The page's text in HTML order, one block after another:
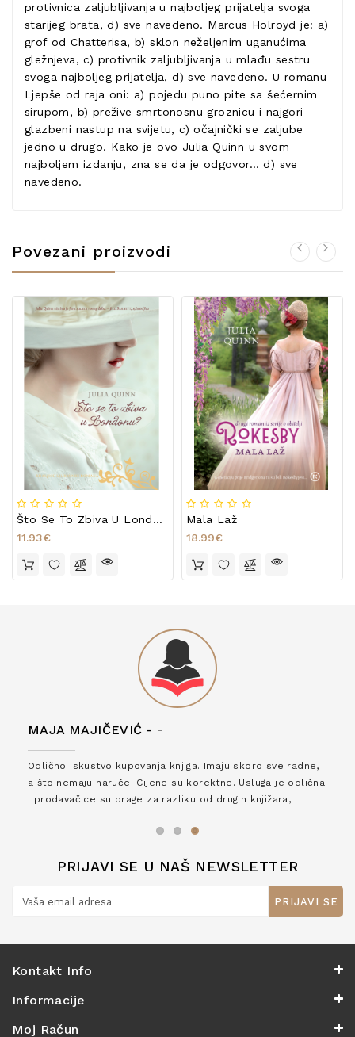
protivnica zaljubljivanja u najboljeg prijatelja svoga
starijeg brata, d) sve navedeno. Marcus Holroyd je: a)
grof od Chatterisa, b) sklon neželjenim uganućima
gležnjeva, c) protivnik zaljubljivanja u mlađu sestru
svoga najboljeg prijatelja, d) sve navedeno. U romanu
Ljepše od raja oni: a) pojedu puno pite sa šećernim
sirupom, b) prežive smrtonosnu groznicu i najgori
glazbeni nastup na svijetu, c) očajnički se zaljube
jedno u drugo. Kako je ovo Julia Quinn u svom
najboljem izdanju, zna se da je odgovor… d) sve
navedeno.
Povezani proizvodi
Što Se To Zbiva U Londonu?
11.93€
Mala Laž
18.99€
MAJA MAJIČEVIĆ - -
Odlično iskustvo kupovanja knjiga. Imaju skoro sve radne,
a što nemaju naruče. Cijene su korektne. Usluga je odlična
i prodavačice su drage za razliku od drugih knjižara,
PRIJAVI SE U NAŠ NEWSLETTER
PRIJAVI SE
Kontakt Info
Informacije
Moj Račun